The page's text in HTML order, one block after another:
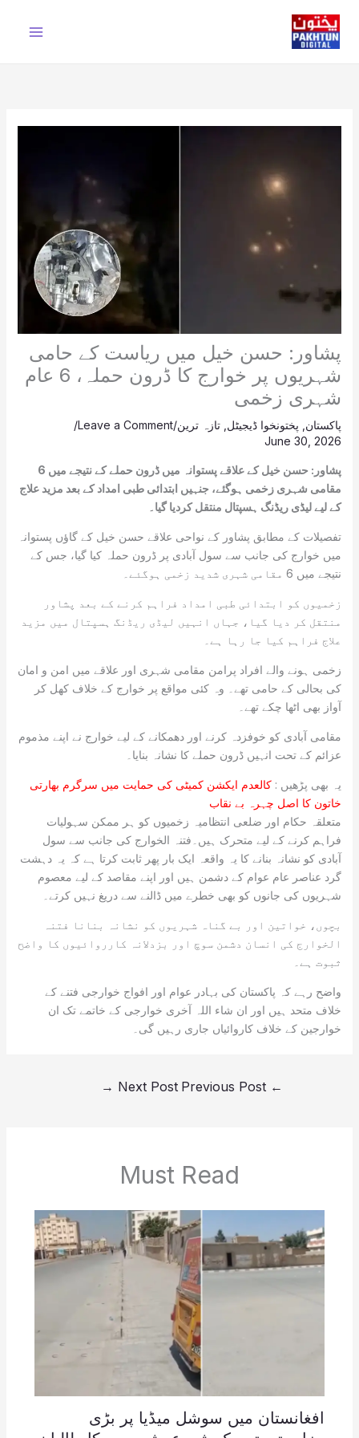
content
پشاور: حسن خیل میں ریاست کے حامی
شہریوں پر خوارج کا ڈرون حملہ، 6 عام
شہری زخمی
پاکستان پختونخوا ڈیجیٹل تازہ ترین/
Leave a Comment
/
June 30, 2026
پشاور: حسن خیل کے علاقے پستوانہ میں ڈرون حملے کے نتیجے میں 6
مقامی شہری زخمی ہوگئے، جنہیں ابتدائی طبی امداد کے بعد مزید علاج
کے لیے لیڈی ریڈنگ ہسپتال منتقل کردیا گیا۔
تفصیلات کے مطابق پشاور کے نواحی علاقے حسن خیل کے گاؤں پستوانہ
میں خوارج کی جانب سے سول آبادی پر ڈرون حملہ کیا گیا، جس کے
نتیجے میں 6 مقامی شہری شدید زخمی ہوگئے۔
زخمیوں کو ابتدائی طبی امداد فراہم کرنے کے بعد پشاور
منتقل کر دیا گیا، جہاں انہیں لیڈی ریڈنگ ہسپتال میں مزید
علاج فراہم کیا جا رہا ہے۔
زخمی ہونے والے افراد پرامن مقامی شہری اور علاقے میں امن و امان
کی بحالی کے حامی تھے۔ وہ کئی مواقع پر خوارج کے خلاف کھل کر
آواز بھی اٹھا چکے تھے۔
مقامی آبادی کو خوفزدہ کرنے اور دھمکانے کے لیے خوارج نے اپنے مذموم
عزائم کے تحت انہیں ڈرون حملے کا نشانہ بنایا۔
یہ بھی پڑھیں : کالعدم ایکشن کمیٹی کی حمایت میں سرگرم بھارتی
خاتون کا اصل چہرہ بے نقاب
متعلقہ حکام اور ضلعی انتظامیہ زخمیوں کو ہر ممکن سہولیات
فراہم کرنے کے لیے متحرک ہیں۔فتنہ الخوارج کی جانب سے سول
آبادی کو نشانہ بنانے کا یہ واقعہ ایک بار پھر ثابت کرتا ہے کہ یہ دہشت
گرد عناصر عام عوام کے دشمن ہیں اور اپنے مقاصد کے لیے معصوم
شہریوں کی جانوں کو بھی خطرے میں ڈالنے سے دریغ نہیں کرتے۔
بچوں، خواتین اور بے گناہ شہریوں کو نشانہ بنانا فتنہ
الخوارج کی انسان دشمن سوچ اور بزدلانہ کارروائیوں کا واضح
ثبوت ہے۔
واضح رہے کہ پاکستان کی بہادر عوام اور افواج خوارجی فتنے کے
خلاف متحد ہیں اور ان شاء اللہ آخری خوارجی کے خاتمے تک ان
خوارجین کے خلاف کاروائیاں جاری رہیں گی۔
←
Next Post
→
Must Read
افغانستان میں سوشل میڈیا پر بڑی